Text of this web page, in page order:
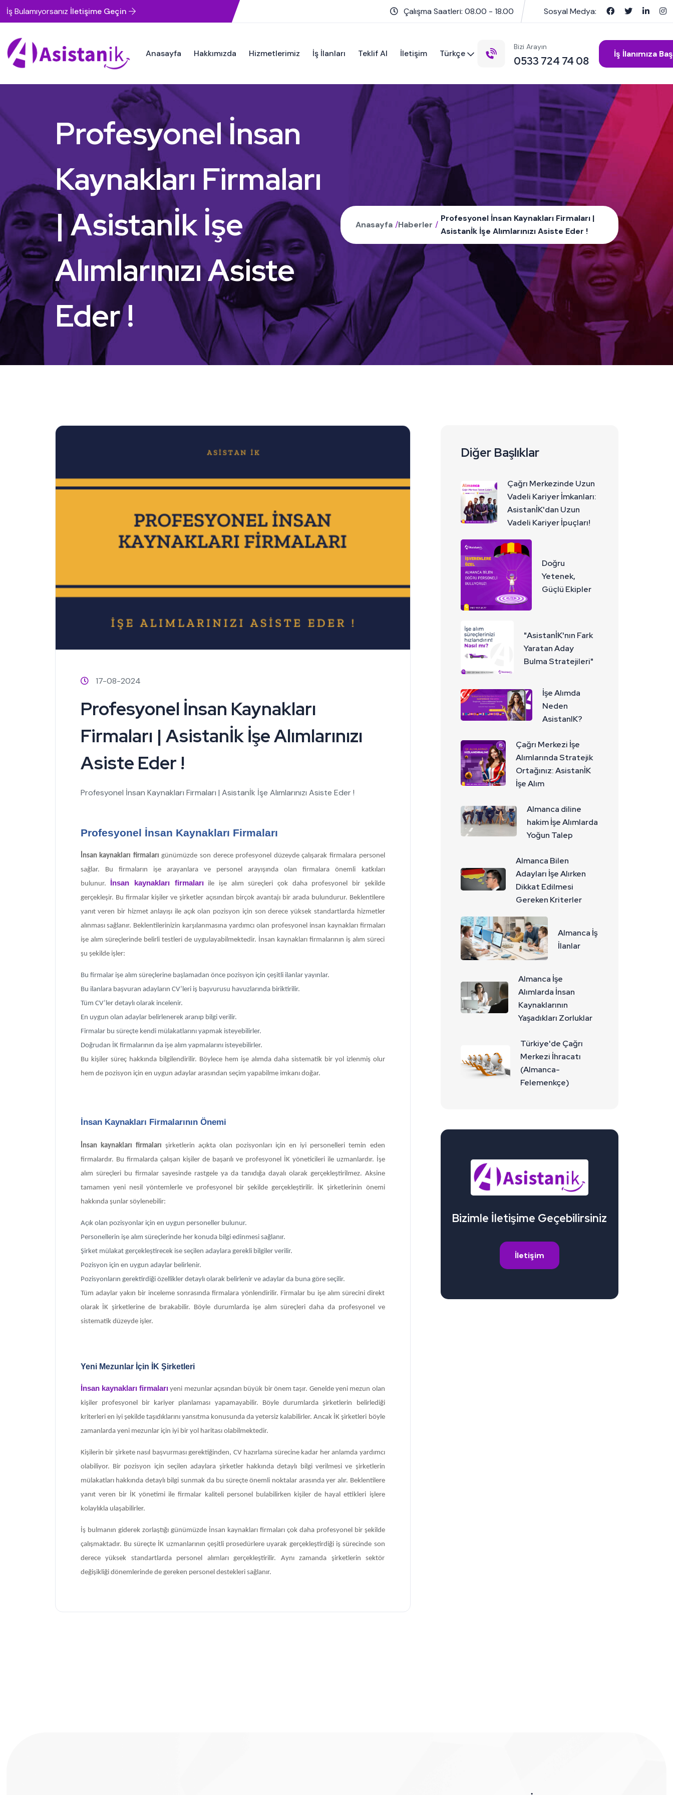
İş Bulamıyorsanız İletişime Geçin Çalışma Saatleri: 08.00 - 18.00 Sosyal Medya:
Anasayfa Hakkımızda Hizmetlerimiz İş İlanları Teklif Al İletişim Türkçe
Bizi Arayın
0533 724 74 08
İş İlanımıza
Profesyonel İnsan
Kaynakları Firmaları
| Asistanİk İşe
Alımlarınızı Asiste
Eder !
Anasayfa /Haberler /
Profesyonel İnsan Kaynakları Firmaları |
Asistanİk İşe Alımlarınızı Asiste Eder !
17-08-2024
Profesyonel İnsan Kaynakları
Firmaları | Asistanİk İşe Alımlarınızı
Asiste Eder !
Profesyonel İnsan Kaynakları Firmaları | Asistanİk İşe Alımlarınızı Asiste Eder !
Profesyonel İnsan Kaynakları Firmaları
İnsan kaynakları firmaları günümüzde son derece profesyonel düzeyde çalışarak firmalara personel
sağlar. Bu firmaların işe arayanlara ve personel arayışında olan firmalara önemli katkıları
bulunur.
İnsan kaynakları firmalarıile işe alım süreçleri çok daha profesyonel bir şekilde
gerçekleşir. Bu firmalar kişiler ve şirketler açısından birçok avantajı bir arada bulundurur. Beklentilere
yanıt veren bir hizmet anlayışı ile açık olan pozisyon için son derece yüksek standartlarda hizmetler
alınması sağlanır. Beklentilerinizin karşılanmasına yardımcı olan profesyonel insan kaynakları firmaları
işe alım süreçlerinde belirli testleri de uygulayabilmektedir. İnsan kaynakları firmalarının iş alım süreci
şu şekilde işler:
Bu firmalar işe alım süreçlerine başlamadan önce pozisyon için çeşitli ilanlar yayınlar.
Bu ilanlara başvuran adayların CV’leri iş başvurusu havuzlarında biriktirilir.
Tüm CV’ler detaylı olarak incelenir.
En uygun olan adaylar belirlenerek aranıp bilgi verilir.
Firmalar bu süreçte kendi mülakatlarını yapmak isteyebilirler.
Doğrudan İK firmalarının da işe alım yapmalarını isteyebilirler.
Bu kişiler süreç hakkında bilgilendirilir. Böylece hem işe alımda daha sistematik bir yol izlenmiş olur
hem de pozisyon için en uygun adaylar arasından seçim yapabilme imkanı doğar.
İnsan Kaynakları Firmalarının Önemi
İnsan kaynakları firmaları şirketlerin açıkta olan pozisyonları için en iyi personelleri temin eden
firmalardır. Bu firmalarda çalışan kişiler de başarılı ve profesyonel İK yöneticileri ile uzmanlardır. İşe
alım süreçleri bu firmalar sayesinde rastgele ya da tanıdığa dayalı olarak gerçekleştirilmez. Aksine
tamamen yeni nesil yöntemlerle ve profesyonel bir şekilde gerçekleştirilir. İK şirketlerinin önemi
hakkında şunlar söylenebilir:
Açık olan pozisyonlar için en uygun personeller bulunur.
Personellerin işe alım süreçlerinde her konuda bilgi edinmesi sağlanır.
Şirket mülakat gerçekleştirecek ise seçilen adaylara gerekli bilgiler verilir.
Pozisyon için en uygun adaylar belirlenir.
Pozisyonların gerektirdiği özellikler detaylı olarak belirlenir ve adaylar da buna göre seçilir.
Tüm adaylar yakın bir inceleme sonrasında firmalara yönlendirilir. Firmalar bu işe alım sürecini direkt
olarak İK şirketlerine de bırakabilir. Böyle durumlarda işe alım süreçleri daha da profesyonel ve
sistematik düzeyde işler.
Yeni Mezunlar İçin İK Şirketleri
İnsan kaynakları firmaları yeni mezunlar açısından büyük bir önem taşır. Genelde yeni mezun olan
kişiler profesyonel bir kariyer planlaması yapamayabilir. Böyle durumlarda şirketlerin belirlediği
kriterleri en iyi şekilde taşıdıklarını yansıtma konusunda da yetersiz kalabilirler. Ancak İK şirketleri böyle
zamanlarda yeni mezunlar için iyi bir yol haritası olabilmektedir.
Kişilerin bir şirkete nasıl başvurması gerektiğinden, CV hazırlama sürecine kadar her anlamda yardımcı
olabiliyor. Bir pozisyon için seçilen adaylara şirketler hakkında detaylı bilgi verilmesi ve şirketlerin
mülakatları hakkında detaylı bilgi sunmak da bu süreçte önemli noktalar arasında yer alır. Beklentilere
yanıt veren bir İK yönetimi ile firmalar kaliteli personel bulabilirken kişiler de hayal ettikleri işlere
kolaylıkla ulaşabilirler.
İş bulmanın giderek zorlaştığı günümüzde İnsan kaynakları firmaları çok daha profesyonel bir şekilde
çalışmaktadır. Bu süreçte İK uzmanlarının çeşitli prosedürlere uyarak gerçekleştirdiği iş sürecinde son
derece yüksek standartlarda personel alımları gerçekleştirilir. Aynı zamanda şirketlerin sektör
değişikliği dönemlerinde de gereken personel destekleri sağlanır.
Diğer Başlıklar
Çağrı Merkezinde Uzun
Vadeli Kariyer İmkanları:
AsistanİK'dan Uzun
Vadeli Kariyer İpuçları!
Doğru
Yetenek,
Güçlü Ekipler
"AsistanİK'nın Fark
Yaratan Aday
Bulma Stratejileri"
İşe Alımda
Neden
AsistanIK?
Çağrı Merkezi İşe
Alımlarında Stratejik
Ortağınız: AsistanİK
İşe Alım
Almanca diline
hakim İşe Alımlarda
Yoğun Talep
Almanca Bilen
Adayları İşe Alırken
Dikkat Edilmesi
Gereken Kriterler
Almanca İş
İlanlar
Almanca İşe
Alımlarda İnsan
Kaynaklarının
Yaşadıkları Zorluklar
Türkiye'de Çağrı
Merkezi İhracatı
(Almanca-
Felemenkçe)
Bizimle İletişime Geçebilirsiniz
İletişim